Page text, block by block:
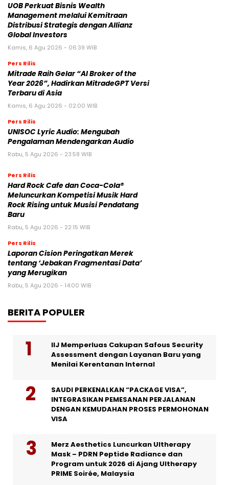
UOB Perkuat Bisnis Wealth
Management melalui Kemitraan
Distribusi Strategis dengan Allianz
Global Investors
Kamis, 6 Agu 2026 - 06:39 WIB
Pers Rilis
Mitrade Raih Gelar “AI Broker of the
Year 2026”, Hadirkan MitradeGPT Versi
Terbaru di Asia
Kamis, 6 Agu 2026 - 02:00 WIB
Pers Rilis
UNISOC Lyric Audio: Mengubah
Pengalaman Mendengarkan Audio
Rabu, 5 Agu 2026 - 23:58 WIB
Pers Rilis
Hard Rock Cafe dan Coca-Cola®
Meluncurkan Kompetisi Musik Hard
Rock Rising untuk Musisi Pendatang
Baru
Rabu, 5 Agu 2026 - 22:15 WIB
Pers Rilis
Laporan Cision Peringatkan Merek
tentang ‘Jebakan Fragmentasi Data’
yang Merugikan
Rabu, 5 Agu 2026 - 14:00 WIB
BERITA POPULER
IIJ Memperluas Cakupan Safous Security
Assessment dengan Layanan Baru yang
Menilai Kerentanan Internal
SAUDI PERKENALKAN “PACKAGE VISA”,
INTEGRASIKAN PEMESANAN PERJALANAN
DENGAN KEMUDAHAN PROSES PERMOHONAN
VISA
Merz Aesthetics Luncurkan Ultherapy
Mask – PDRN Peptide Radiance dan
Program untuk 2026 di Ajang Ultherapy
PRIME Soirée, Malaysia